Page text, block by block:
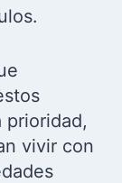
prioridad,
vivir con